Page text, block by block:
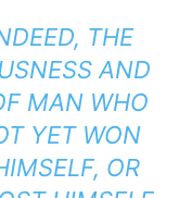
THE
AND
MAN WHO
YET WON
OR